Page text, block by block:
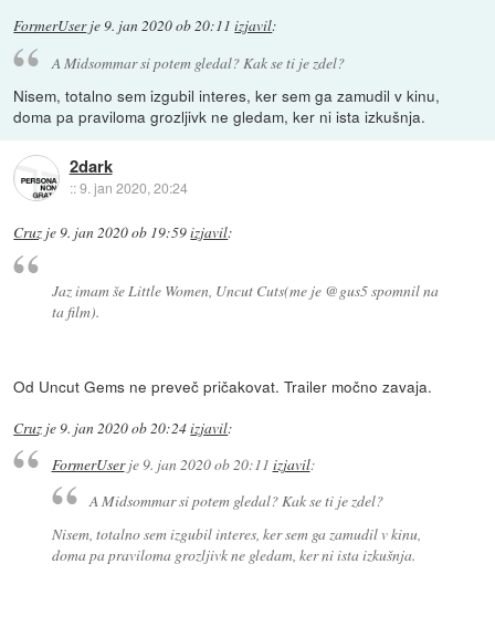
FormerUserje9. jan 2020 ob 20:11 izjavil:
A Midsommar si potem gledal? Kak se ti je zdel?
Nisem, totalno sem izgubil interes, ker sem ga zamudil v kinu,
doma pa praviloma grozljivk ne gledam, ker ni ista izkušnja.
2dark
::9. jan 2020, 20:24
Cruz je9. jan 2020 ob 19:59izjavil:
Jaz imam še Little Women, Uncut Cuts(me je @gus5 spomnil na
ta film).
Od Uncut Gems ne preveč pričakovat. Trailer močno zavaja.
Cruz je 9. jan 2020 ob 20:24izjavil:
FormerUserje9. jan 2020 ob 20:11 izjavil:
A Midsommar si potem gledal? Kak se ti je zdel?
Nisem, totalno sem izgubil interes, ker sem ga zamudil v kinu,
doma pa praviloma grozljivk ne gledam, ker ni ista izkušnja.